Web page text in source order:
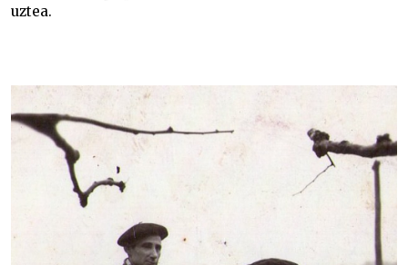
uztea.